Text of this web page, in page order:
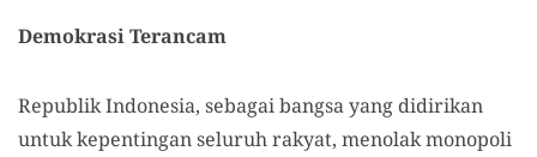
Demokrasi Terancam
Republik Indonesia, sebagai bangsa yang didirikan
untuk kepentingan seluruh rakyat, menolak monopoli